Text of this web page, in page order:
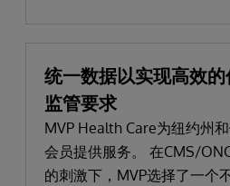
统一数据以实现高效
监管要求
MVP Health Care为纽约州
会员提供服务。 在CMS/
的刺激下，MVP选择了一个